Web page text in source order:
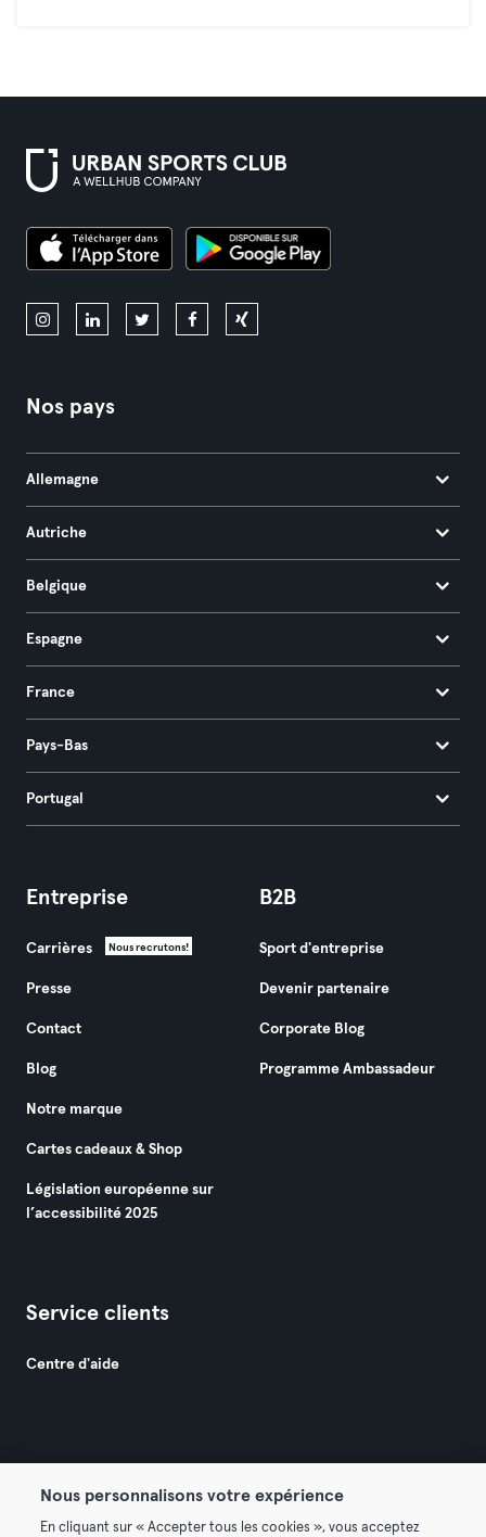
Nos pays
Allemagne
Autriche
Belgique
Espagne
France
Pays-Bas
Portugal
Entreprise
Carrières Nous recrutons!
Presse
Contact
Blog
Notre marque
Cartes cadeaux & Shop
Législation européenne sur
l’accessibilité 2025
B2B
Sport d'entreprise
Devenir partenaire
Corporate Blog
Programme Ambassadeur
Service clients
Centre d'aide
Nous personnalisons votre expérience
En cliquant sur « Accepter tous les cookies », vous acceptez